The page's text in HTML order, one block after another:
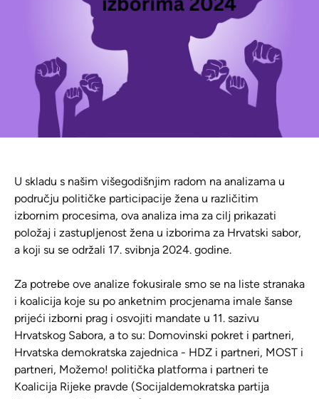
U skladu s našim višegodišnjim radom na analizama u
području političke participacije žena u različitim
izbornim procesima, ova analiza ima za cilj prikazati
položaj i zastupljenost žena u izborima za Hrvatski sabor,
a koji su se održali 17. svibnja 2024. godine.
Za potrebe ove analize fokusirale smo se na liste stranaka
i koalicija koje su po anketnim procjenama imale šanse
prijeći izborni prag i osvojiti mandate u 11. sazivu
Hrvatskog Sabora, a to su: Domovinski pokret i partneri,
Hrvatska demokratska zajednica - HDZ i partneri, MOST i
partneri, Možemo! politička platforma i partneri te
Koalicija Rijeke pravde (Socijaldemokratska partija